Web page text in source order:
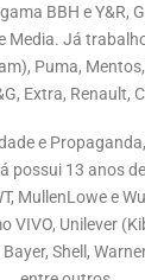
BBH e Y&R,
Media. Já
Puma,
Extra, Renault,
e
possui 13 anos
MullenLowe e
VIVO, Unilever
Shell,